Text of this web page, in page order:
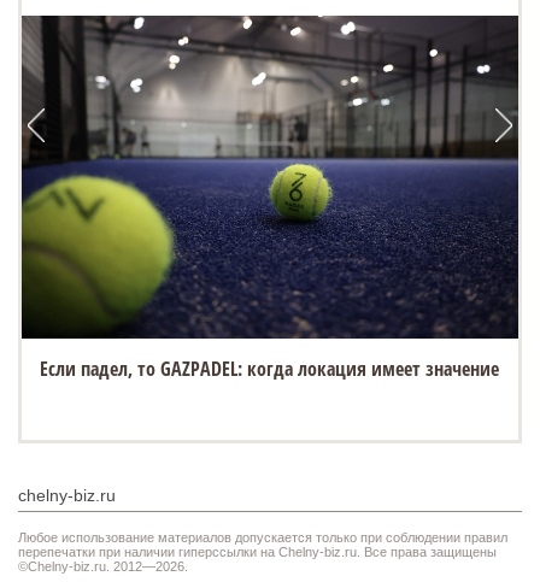
Если падел, то GAZPADEL: когда локация имеет значение
chelny-biz.ru
Любое использование материалов допускается только при соблюдении правил
перепечатки при наличии гиперссылки на Chelny-biz.ru. Все права защищены
©Chelny-biz.ru. 2012—2026.